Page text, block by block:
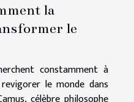
la
le
constamment à
le monde dans